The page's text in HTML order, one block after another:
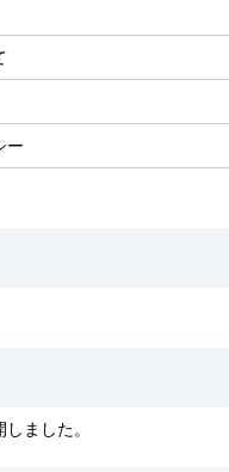
ー
ました。